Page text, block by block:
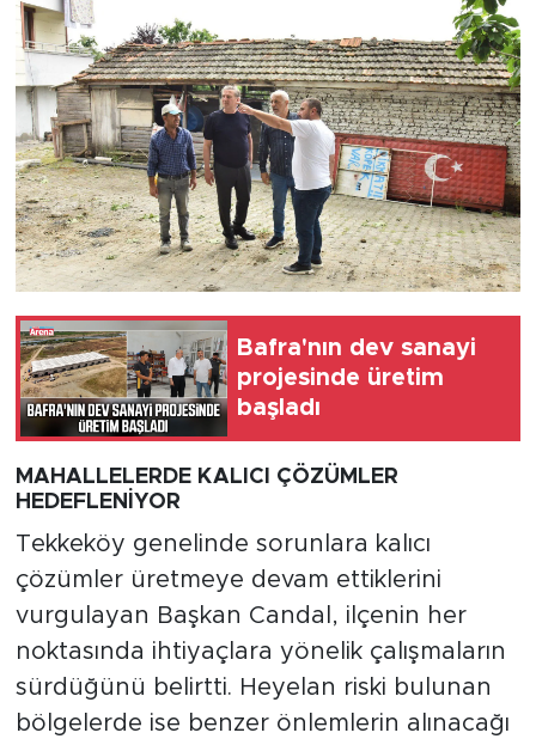
Bafra'nın dev sanayi
projesinde üretim
başladı
MAHALLELERDE KALICI ÇÖZÜMLER
HEDEFLENİYOR
Tekkeköy genelinde sorunlara kalıcı
çözümler üretmeye devam ettiklerini
vurgulayan Başkan Candal, ilçenin her
noktasında ihtiyaçlara yönelik çalışmaların
sürdüğünü belirtti. Heyelan riski bulunan
bölgelerde ise benzer önlemlerin alınacağı